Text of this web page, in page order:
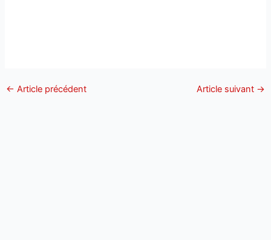
← Article précédent Article suivant →